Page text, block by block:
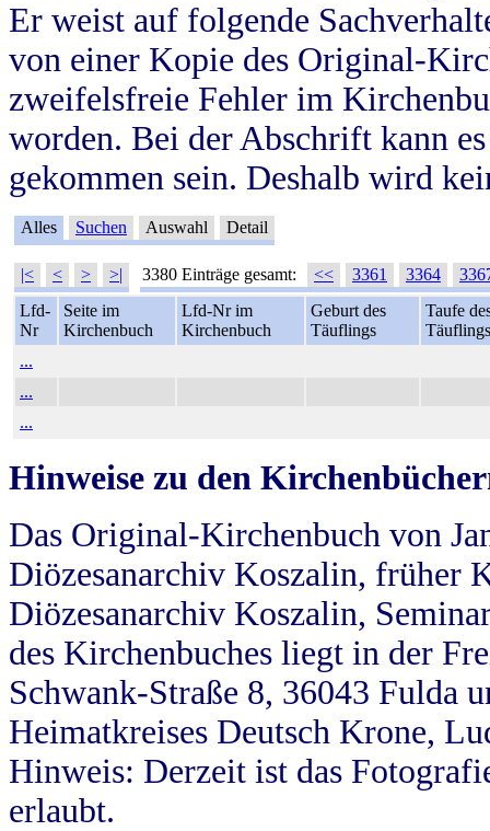
Er weist auf folgende
von einer Kopie des Original-
zweifelsfreie Fehler im
worden. Bei der Abschrift kann
gekommen sein. Deshalb wird
Alles Suchen Auswahl Detail
|< < > >| 3380 Einträge gesamt: << 3361 3364
Lfd-
Nr
Seite im
Kirchenbuch
Lfd-Nr im
Kirchenbuch
Geburt des
Täuflings
Taufe
Täuflings
...
...
...
Hinweise zu den
Das Original-Kirchenbuch von
Diözesanarchiv Koszalin, früher
Diözesanarchiv Koszalin,
des Kirchenbuches liegt in der
Schwank-Straße 8, 36043 Fulda
Heimatkreises Deutsch Krone,
Hinweis: Derzeit ist das
erlaubt.